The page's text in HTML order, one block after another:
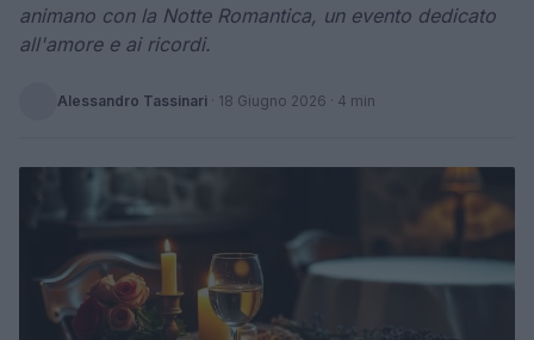
animano con la Notte Romantica, un evento dedicato
all'amore e ai ricordi.
Alessandro Tassinari · 18 Giugno 2026 · 4 min